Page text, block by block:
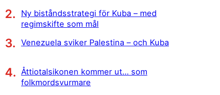
Ny biståndsstrategi för Kuba – med
regimskifte som mål
Venezuela sviker Palestina – och Kuba
Åttiotalsikonen kommer ut… som
folkmordsvurmare